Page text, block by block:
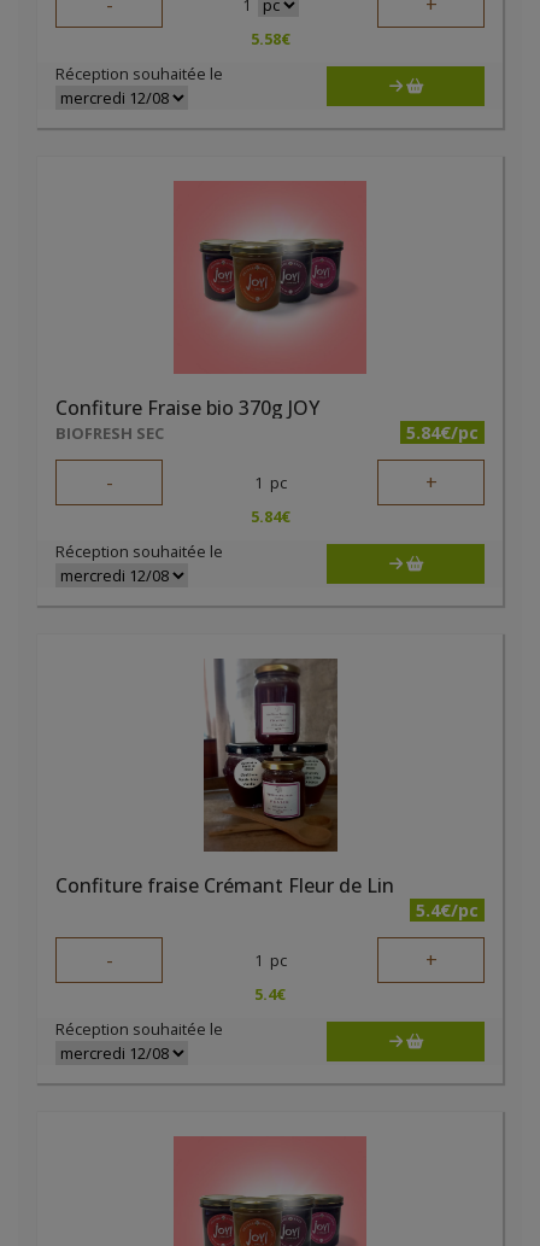
1
5.58€
Réception souhaitée le
Confiture Fraise bio 370g JOY
BIOFRESH SEC 5.84€/pc
- 1 pc +
5.84€
Réception souhaitée le
Confiture fraise Crémant Fleur de Lin
5.4€/pc
- 1 pc +
5.4€
Réception souhaitée le